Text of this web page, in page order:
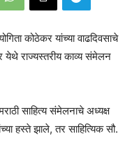
कोठेकर यांच्या वाढदिवसाचे
येथे राज्यस्तरीय काव्य संमेलन
साहित्य संमेलनाचे अध्यक्ष
हस्ते झाले, तर साहित्यिक सौ.